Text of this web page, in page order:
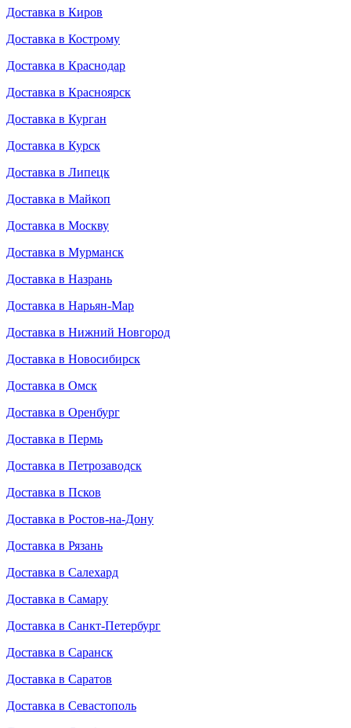
Доставка в Киров
Доставка в Кострому
Доставка в Краснодар
Доставка в Красноярск
Доставка в Курган
Доставка в Курск
Доставка в Липецк
Доставка в Майкоп
Доставка в Москву
Доставка в Мурманск
Доставка в Назрань
Доставка в Нарьян-Мар
Доставка в Нижний Новгород
Доставка в Новосибирск
Доставка в Омск
Доставка в Оренбург
Доставка в Пермь
Доставка в Петрозаводск
Доставка в Псков
Доставка в Ростов-на-Дону
Доставка в Рязань
Доставка в Салехард
Доставка в Самару
Доставка в Санкт-Петербург
Доставка в Саранск
Доставка в Саратов
Доставка в Севастополь